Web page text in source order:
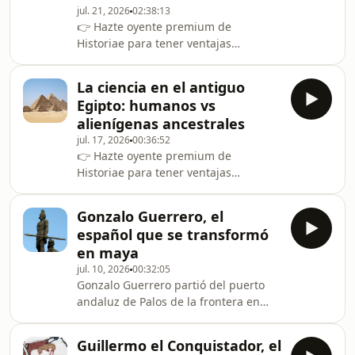
siglo XX: los manuscritos del mar
Muerto. A partir de ahí, multitud de
teorías conspirativas han afirmado
que esos documentos cuestionaban
todo el relato que la Iglesia cató
jul. 21, 202602:38:13
👉 Hazte oyente premium de
Historiae para tener ventajas
⁠⁠⁠https://creators.spotify.com/pod/profile/historiae-
oscar-hernandez/subscribeEn este
podcast me reúno con Pedro Huertas,
Luisma López, Adur Intxaurrandieta y
Aníbal Moltó para hacer un resumen
de &quot;La Odisea&quot;, de
Christopher Nolan. Esto es un análisis
de sus errores y sus ciertos.
Hablaremos del reparto, del guion, de
l
La ciencia en el antiguo
Egipto: humanos vs
alienígenas ancestrales
jul. 17, 202600:36:52
👉 Hazte oyente premium de
Historiae para tener ventajas
⁠⁠⁠https://creators.spotify.com/pod/profile/historiae-
oscar-hernandez/subscribeAl
contrario de lo que dicen algunos, la
ciencia y la tecnología eran avanzadas
en el antiguo Egipto. De hecho, si no
fuera así, no habría pirámides y
templos, no conservaríamos momias y
no aprovecharían el agua del río Nilo.
Por ello, si quieres saber
Gonzalo Guerrero, el
español que se transformó
en maya
jul. 10, 202600:32:05
Gonzalo Guerrero partió del puerto
andaluz de Palos de la frontera en
radicalmente. Formó una familia con
Guillermo el Conquistador, el